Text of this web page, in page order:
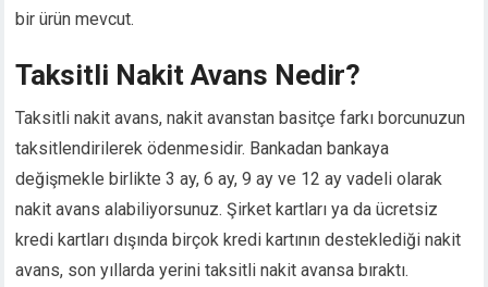
panel
panel
panel
panel
panel
panel
panel
panel
panel
bir ürün mevcut.
Taksitli Nakit Avans Nedir?
Taksitli nakit avans, nakit avanstan basitçe farkı borcunuzun
taksitlendirilerek ödenmesidir. Bankadan bankaya
değişmekle birlikte 3 ay, 6 ay, 9 ay ve 12 ay vadeli olarak
nakit avans alabiliyorsunuz. Şirket kartları ya da ücretsiz
kredi kartları dışında birçok kredi kartının desteklediği nakit
avans, son yıllarda yerini taksitli nakit avansa bıraktı.